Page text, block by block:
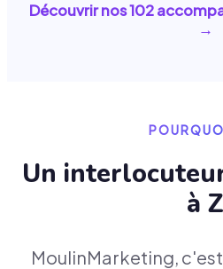
Découvrir nos102
→
Un
à Z
MoulinMarketing,